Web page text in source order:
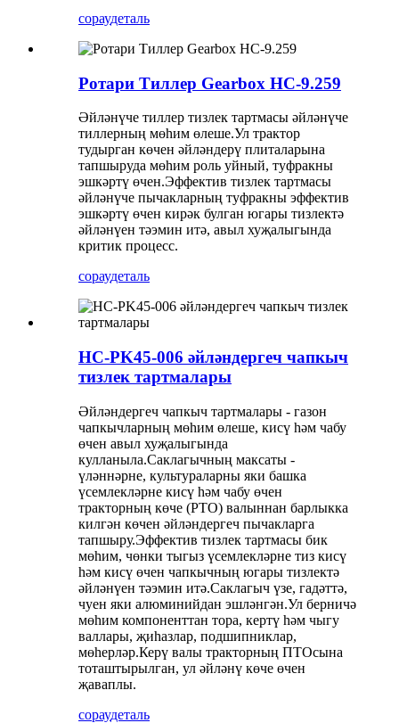
сораудеталь
Ротари Тиллер Gearbox HC-9.259
Әйләнүче тиллер тизлек тартмасы әйләнүче
тиллерның мөһим өлеше.Ул трактор
тудырган көчен әйләндерү плиталарына
тапшыруда мөһим роль уйный, туфракны
эшкәртү өчен.Эффектив тизлек тартмасы
әйләнүче пычакларның туфракны эффектив
эшкәртү өчен кирәк булган югары тизлектә
әйләнүен тәэмин итә, авыл хуҗалыгында
критик процесс.
сораудеталь
HC-PK45-006 әйләндергеч чапкыч
тизлек тартмалары
Әйләндергеч чапкыч тартмалары - газон
чапкычларның мөһим өлеше, кисү һәм чабу
өчен авыл хуҗалыгында
кулланыла.Саклагычның максаты -
үләннәрне, культураларны яки башка
үсемлекләрне кисү һәм чабу өчен
тракторның көче (PTO) валыннан барлыкка
килгән көчен әйләндергеч пычакларга
тапшыру.Эффектив тизлек тартмасы бик
мөһим, чөнки тыгыз үсемлекләрне тиз кисү
һәм кисү өчен чапкычның югары тизлектә
әйләнүен тәэмин итә.Саклагыч үзе, гадәттә,
чуен яки алюминийдан эшләнгән.Ул берничә
мөһим компоненттан тора, кертү һәм чыгу
валлары, җиһазлар, подшипниклар,
мөһерләр.Керү валы тракторның ПТОсына
тоташтырылган, ул әйләнү көче өчен
җаваплы.
сораудеталь